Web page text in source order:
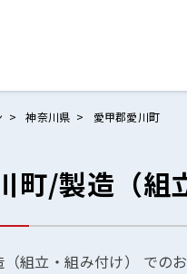
ホームにもど
お気に入りリ
神奈川県 愛甲郡愛川町
町/製造（組
組立・組み付け） での